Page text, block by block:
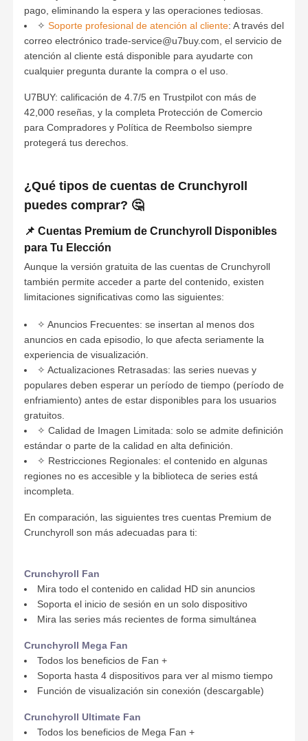
pago, eliminando la espera y las operaciones tediosas.
✧ Soporte profesional de atención al cliente: A través del
correo electrónico trade-service@u7buy.com, el servicio de
atención al cliente está disponible para ayudarte con
cualquier pregunta durante la compra o el uso.
U7BUY: calificación de 4.7/5 en Trustpilot con más de
42,000 reseñas, y la completa Protección de Comercio
para Compradores y Política de Reembolsosiempre
protegerá tus derechos.
¿Qué tipos de cuentas de Crunchyroll
puedes comprar? 🤔
📌 Cuentas Premium de Crunchyroll Disponibles
para Tu Elección
Aunque la versión gratuita de las cuentas de Crunchyroll
también permite acceder a parte del contenido, existen
limitaciones significativas como las siguientes:
✧ Anuncios Frecuentes: se insertan al menos dos
anuncios en cada episodio, lo que afecta seriamente la
experiencia de visualización.
✧ Actualizaciones Retrasadas: las series nuevas y
populares deben esperar un período de tiempo (período de
enfriamiento) antes de estar disponibles para los usuarios
gratuitos.
✧ Calidad de Imagen Limitada: solo se admite definición
estándar o parte de la calidad en alta definición.
✧ Restricciones Regionales: el contenido en algunas
regiones no es accesible y la biblioteca de series está
incompleta.
En comparación, las siguientes tres cuentas Premium de
Crunchyrollson más adecuadas para ti:
Crunchyroll Fan
Mira todo el contenido en calidad HD sin anuncios
Soporta el inicio de sesión en un solo dispositivo
Mira las series más recientes de forma simultánea
Crunchyroll Mega Fan
Todos los beneficios de Fan +
Soporta hasta 4 dispositivos para ver al mismo tiempo
Función de visualización sin conexión (descargable)
Crunchyroll Ultimate Fan
Todos los beneficios de Mega Fan +